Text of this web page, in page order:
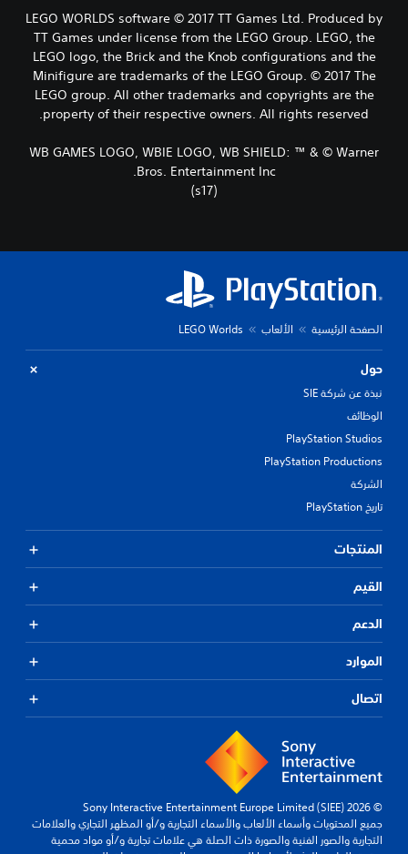
LEGO WORLDS software © 2017 TT Games Ltd. Produced by
TT Games under license from the LEGO Group. LEGO, the
LEGO logo, the Brick and the Knob configurations and the
Minifigure are trademarks of the LEGO Group. © 2017 The
LEGO group. All other trademarks and copyrights are the
property of their respective owners. All rights reserved.
WB GAMES LOGO, WBIE LOGO, WB SHIELD: ™ & © Warner
Bros. Entertainment Inc.
(s17)
الصفحة الرئيسية الألعاب LEGO Worlds
حول
نبذة عن شركة SIE
الوظائف
PlayStation Studios
PlayStation Productions
الشركة
تاريخ PlayStation
المنتجات
القيم
الدعم
الموارد
اتصال
© 2026 Sony Interactive Entertainment Europe Limited (SIEE)
جميع المحتويات وأسماء الألعاب والأسماء التجارية و/أو المظهر التجاري والعلامات
التجارية والصور الفنية والصورة ذات الصلة هي علامات تجارية و/أو مواد محمية